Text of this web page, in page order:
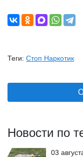
Теги: Стоп Наркотик
Новости по
03